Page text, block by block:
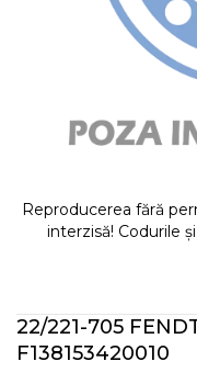
Reproducerea fără
interzisă! Codurile
22/221-705
F138153420010